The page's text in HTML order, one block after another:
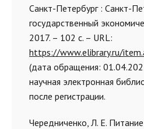
Санкт-Петербург : Санкт-
государственный
2017. – 102 с. – URL:
https://www.elibrary.ru/
(дата обращения:
научная электронная
после регистрации.
Чередниченко, Л. Е. Питание